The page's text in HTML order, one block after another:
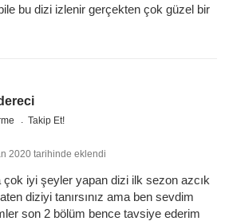
bu dizi izlenir gerçekten çok güzel bir
Takip Et!
2020 tarihinde eklendi
iyi şeyler yapan dizi ilk sezon azcık
diziyi tanırsınız ama ben sevdim
son 2 bölüm bence tavsiye ederim